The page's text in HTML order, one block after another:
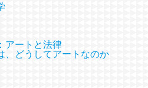
アートと法律
、どうしてアートなのか